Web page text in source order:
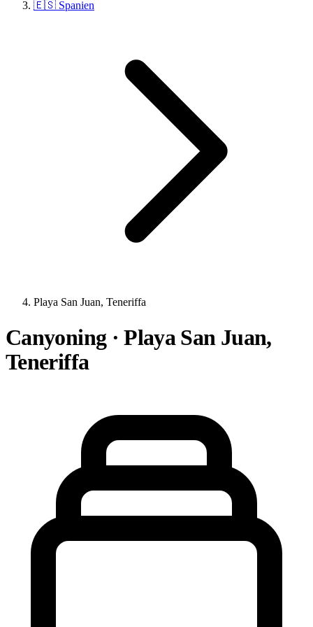
🇪🇸 Spanien
Playa San Juan, Teneriffa
Canyoning · Playa San Juan,
Teneriffa